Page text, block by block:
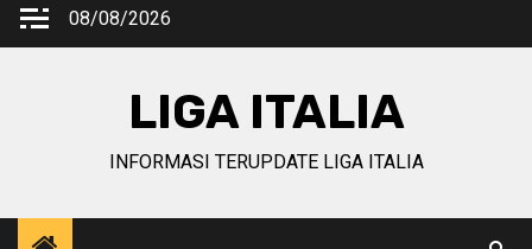
Skip
08/08/2026
LIGA ITALIA
INFORMASI TERUPDATE LIGA ITALIA